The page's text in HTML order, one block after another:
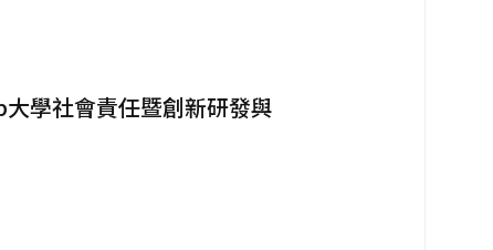
學社會責任暨創新研發與